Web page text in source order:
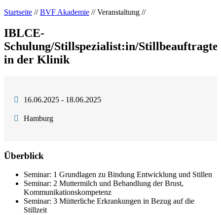
Startseite //BVF Akademie // Veranstaltung //
IBLCE-
Schulung/Stillspezialist:in/
in der Klinik
16.06.2025 - 18.06.2025
Hamburg
Überblick
Seminar: 1 Grundlagen zu Bindung Entwicklung und Stillen
Seminar: 2 Muttermilch und Behandlung der Brust,
Kommunikationskompetenz
Seminar: 3 Mütterliche Erkrankungen in Bezug auf die
Stillzeit